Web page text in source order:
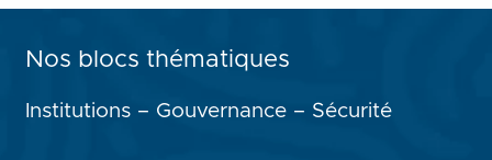
Nos blocs thématiques
Institutions – Gouvernance – Sécurité